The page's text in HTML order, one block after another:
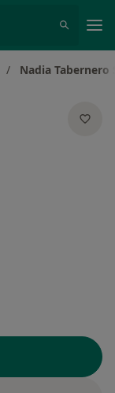
Nadia Tabernero